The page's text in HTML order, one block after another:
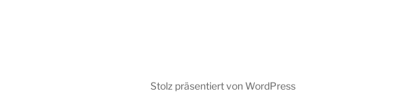
Stolz präsentiert von WordPress